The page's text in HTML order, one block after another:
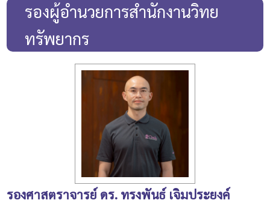
รองผู้อำนวยการสำนักงานวิทย
ทรัพยากร
รองศาสตราจารย์ ดร. ทรงพันธ์ เจิมประยงค์